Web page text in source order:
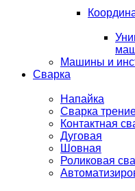
Машины и
Сварка
Напайка
Сварка
Контактная
Дуговая
Шовная
Роликовая